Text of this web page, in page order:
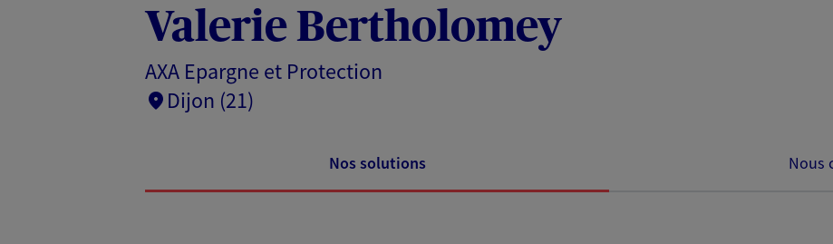
Valerie Bertholomey
AXA Epargne et Protection
Dijon (21)
Nos solutions Nous